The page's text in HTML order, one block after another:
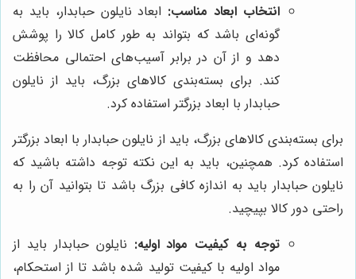
انتخاب ابعاد مناسب: ابعاد نایلون حبابدار، باید به
گونه‌ای باشد که بتواند به طور کامل کالا را پوشش
دهد و از آن در برابر آسیب‌های احتمالی محافظت
کند. برای بسته‌بندی کالاهای بزرگ، باید از نایلون
حبابدار با ابعاد بزرگتر استفاده کرد.
برای بسته‌بندی کالاهای بزرگ، باید از نایلون حبابدار با ابعاد بزرگتر
استفاده کرد. همچنین، باید به این نکته توجه داشته باشید که
نایلون حبابدار باید به اندازه کافی بزرگ باشد تا بتوانید آن را به
راحتی دور کالا بپیچید.
توجه به کیفیت مواد اولیه: نایلون حبابدار باید از
مواد اولیه با کیفیت تولید شده باشد تا از استحکام،